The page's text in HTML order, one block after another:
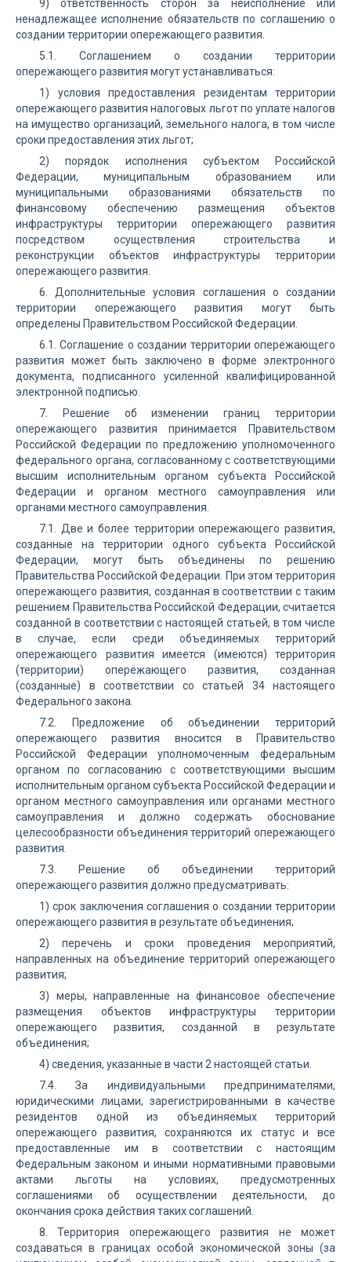
9) ответственность сторон за неисполнение или
ненадлежащее исполнение обязательств по соглашению о
создании территории опережающего развития.
5.1. Соглашением о создании территории
опережающего развития могут устанавливаться:
1) условия предоставления резидентам территории
опережающего развития налоговых льгот по уплате налогов
на имущество организаций, земельного налога, в том числе
сроки предоставления этих льгот;
2) порядок исполнения субъектом Российской
Федерации, муниципальным образованием или
муниципальными образованиями обязательств по
финансовому обеспечению размещения объектов
инфраструктуры территории опережающего развития
посредством осуществления строительства и
реконструкции объектов инфраструктуры территории
опережающего развития.
6. Дополнительные условия соглашения о создании
территории опережающего развития могут быть
определены Правительством Российской Федерации.
6.1. Соглашение о создании территории опережающего
развития может быть заключено в форме электронного
документа, подписанного усиленной квалифицированной
электронной подписью.
7. Решение об изменении границ территории
опережающего развития принимается Правительством
Российской Федерации по предложению уполномоченного
федерального органа, согласованному с соответствующими
высшим исполнительным органом субъекта Российской
Федерации и органом местного самоуправления или
органами местного самоуправления.
7.1. Две и более территории опережающего развития,
созданные на территории одного субъекта Российской
Федерации, могут быть объединены по решению
Правительства Российской Федерации. При этом территория
опережающего развития, созданная в соответствии с таким
решением Правительства Российской Федерации, считается
созданной в соответствии с настоящей статьей, в том числе
в случае, если среди объединяемых территорий
опережающего развития имеется (имеются) территория
(территории) опережающего развития, созданная
(созданные) в соответствии со статьей 34 настоящего
Федерального закона.
7.2. Предложение об объединении территорий
опережающего развития вносится в Правительство
Российской Федерации уполномоченным федеральным
органом по согласованию с соответствующими высшим
исполнительным органом субъекта Российской Федерации и
органом местного самоуправления или органами местного
самоуправления и должно содержать обоснование
целесообразности объединения территорий опережающего
развития.
7.3. Решение об объединении территорий
опережающего развития должно предусматривать:
1) срок заключения соглашения о создании территории
опережающего развития в результате объединения;
2) перечень и сроки проведения мероприятий,
направленных на объединение территорий опережающего
развития;
3) меры, направленные на финансовое обеспечение
размещения объектов инфраструктуры территории
опережающего развития, созданной в результате
объединения;
4) сведения, указанные в части 2 настоящей статьи.
7.4. За индивидуальными предпринимателями,
юридическими лицами, зарегистрированными в качестве
резидентов одной из объединяемых территорий
опережающего развития, сохраняются их статус и все
предоставленные им в соответствии с настоящим
Федеральным законом и иными нормативными правовыми
актами льготы на условиях, предусмотренных
соглашениями об осуществлении деятельности, до
окончания срока действия таких соглашений.
8. Территория опережающего развития не может
создаваться в границах особой экономической зоны (за